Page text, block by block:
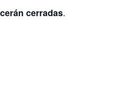
cerradas.